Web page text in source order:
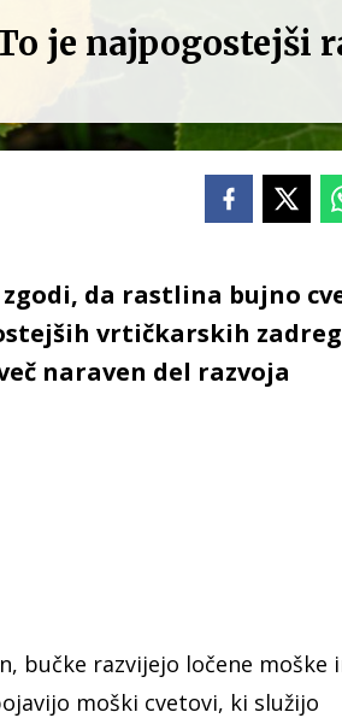
je najpogostejši
da rastlina bujno
vrtičkarskih
naraven del razvoja
bučke razvijejo ločene moške
moški cvetovi, ki služijo